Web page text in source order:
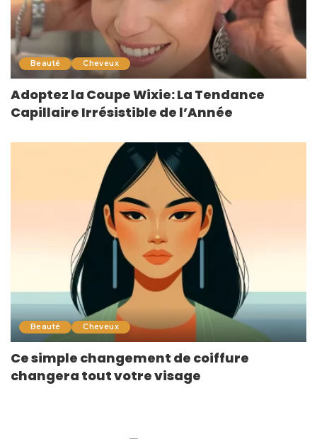
Beauté Cheveux
Adoptez la Coupe Wixie: La Tendance
Capillaire Irrésistible de l’Année
Beauté Cheveux
Ce simple changement de coiffure
changera tout votre visage